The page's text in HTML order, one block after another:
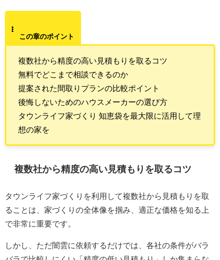
この章のポイント
複数社から精度の高い見積もりを取るコツ
無料でどこまで相談できるのか
提案された間取りプランの比較ポイント
後悔しないためのハウスメーカーの選び方
タウンライフ家づくり 知恵袋を最大限に活用して理
想の家を
複数社から精度の高い見積もりを取るコツ
タウンライフ家づくりを利用して複数社から見積もりを取
ることは、家づくりの全体像を掴み、適正な価格を知る上
で非常に重要です。
しかし、ただ闇雲に依頼するだけでは、各社の条件がバラ